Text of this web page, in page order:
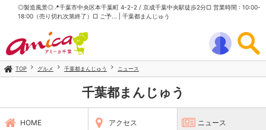
⁡◎製造風景◎⁡⁡📍千葉市中央区本千葉町 4-2-2 / 京成千葉中央駅徒歩2分□ 営業時間 : 10:00-
18:00（売り切れ次第終了）□ ご予... | 千葉都まんじゅう
TOP グルメ 千葉都まんじゅう ニュース
千葉都まんじゅう
HOME アクセス ニュース